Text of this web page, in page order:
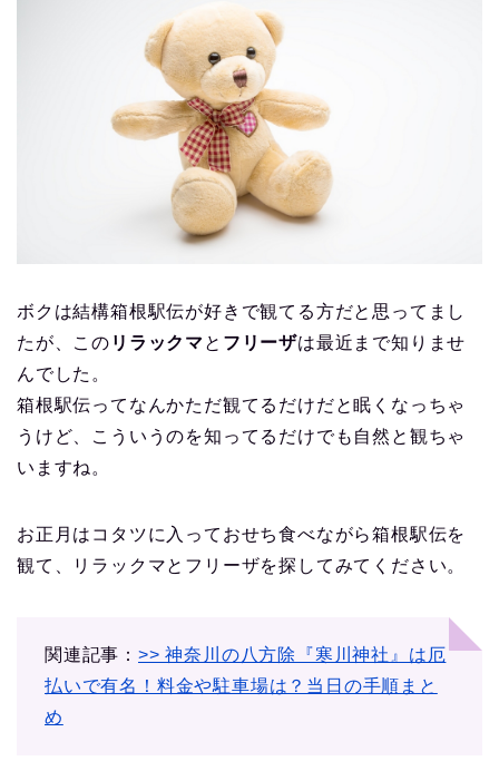
ボクは結構箱根駅伝が好きで観てる方だと思ってまし
たが、この リラックマ と フリーザは最近まで知りませ
んでした。
箱根駅伝ってなんかただ観てるだけだと眠くなっちゃ
うけど、こういうのを知ってるだけでも自然と観ちゃ
いますね。
お正月はコタツに入っておせち食べながら箱根駅伝を
観て、リラックマとフリーザを探してみてください。
関連記事： >> 神奈川の八方除『寒川神社』は厄
払いで有名！料金や駐車場は？当日の手順まと
め